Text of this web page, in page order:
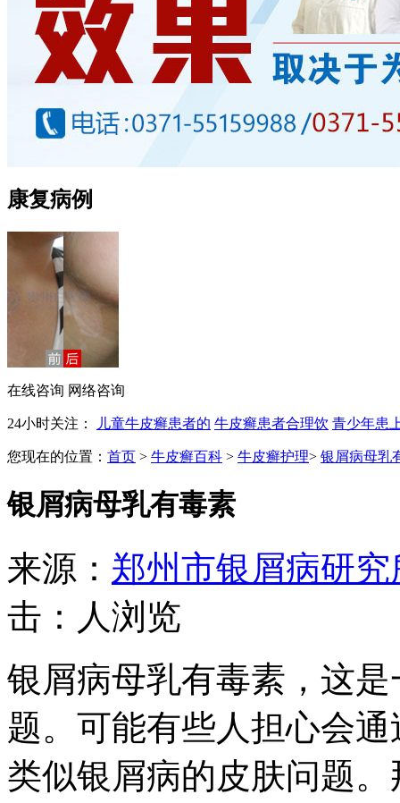
康复病例
在线咨询 网络咨询
24小时关注： 儿童牛皮癣患者的 牛皮癣患者合理饮 青少年患
您现在的位置： 首页 > 牛皮癣百科 > 牛皮癣护理> 银屑病母乳
银屑病母乳有毒素
来源： 郑州市银屑病研究
击： 人浏览
银屑病母乳有毒素，这
题。可能有些人担心会
类似银屑病的皮肤问题